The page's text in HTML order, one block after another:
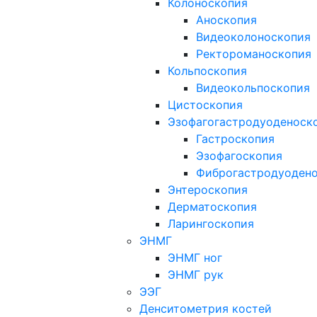
Колоноскопия
Аноскопия
Видеоколоноскопия
Ректороманоскопия
Кольпоскопия
Видеокольпоскопия
Цистоскопия
Гастроскопия
Эзофагоскопия
Энтероскопия
Дерматоскопия
Ларингоскопия
ЭНМГ
ЭНМГ ног
ЭНМГ рук
ЭЭГ
Денситометрия костей